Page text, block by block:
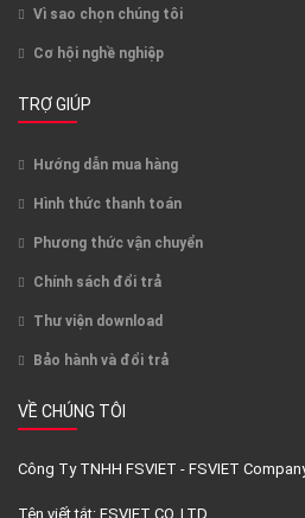
Vì sao chọn chúng tôi
Cơ hội nghề nghiệp
TRỢ GIÚP
Hướng dẫn mua hàng
Hình thức thanh toán
Phương thức vận chuyển
Chính sách đổi trả
Thư viện download
Bảo hành và đổi trả
VỀ CHÚNG TÔI
Công Ty TNHH FSVIET - FSVIET
Tên viết tắt: FSVIET CO.,LTD.